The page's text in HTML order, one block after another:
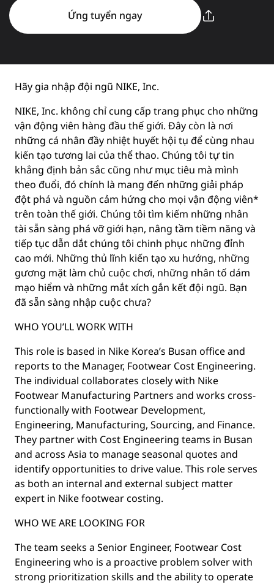
Ứng tuyển ngay
Hãy gia nhập đội ngũ NIKE, Inc.
NIKE, Inc. không chỉ cung cấp trang phục cho những
vận động viên hàng đầu thế giới. Đây còn là nơi
những cá nhân đầy nhiệt huyết hội tụ để cùng nhau
kiến tạo tương lai của thể thao. Chúng tôi tự tin
khẳng định bản sắc cũng như mục tiêu mà mình
theo đuổi, đó chính là mang đến những giải pháp
đột phá và nguồn cảm hứng cho mọi vận động viên*
trên toàn thế giới. Chúng tôi tìm kiếm những nhân
tài sẵn sàng phá vỡ giới hạn, nâng tầm tiềm năng và
tiếp tục dẫn dắt chúng tôi chinh phục những đỉnh
cao mới. Những thủ lĩnh kiến tạo xu hướng, những
gương mặt làm chủ cuộc chơi, những nhân tố dám
mạo hiểm và những mắt xích gắn kết đội ngũ. Bạn
đã sẵn sàng nhập cuộc chưa?
WHO YOU’LL WORK WITH
This role is based in Nike Korea’s Busan office and
reports to the Manager, Footwear Cost Engineering.
The individual collaborates closely with Nike
Footwear Manufacturing Partners and works cross-
functionally with Footwear Development,
Engineering, Manufacturing, Sourcing, and Finance.
They partner with Cost Engineering teams in Busan
and across Asia to manage seasonal quotes and
identify opportunities to drive value. This role serves
as both an internal and external subject matter
expert in Nike footwear costing.
WHO WE ARE LOOKING FOR
The team seeks a Senior Engineer, Footwear Cost
Engineering who is a proactive problem solver with
strong prioritization skills and the ability to operate